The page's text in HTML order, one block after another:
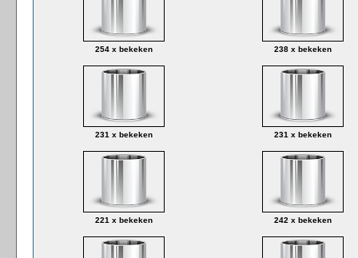
254 x bekeken 238 x bekeken
231 x bekeken 231 x bekeken
221 x bekeken 242 x bekeken